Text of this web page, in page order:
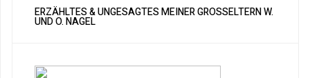
ERZÄHLTES & UNGESAGTES MEINER GROSSELTERN W. U
ND O. NAGEL